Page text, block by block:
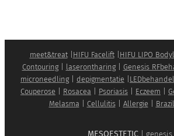
meet&treat| HIFU Facelift| HIFU LIPO
Contouring| laserontharing| Genesis
microneedling| depigmentatie
Couperose
Rosacea Psoriasis Eczeem
Melasma
Cellulitis| Allergie
| genesis